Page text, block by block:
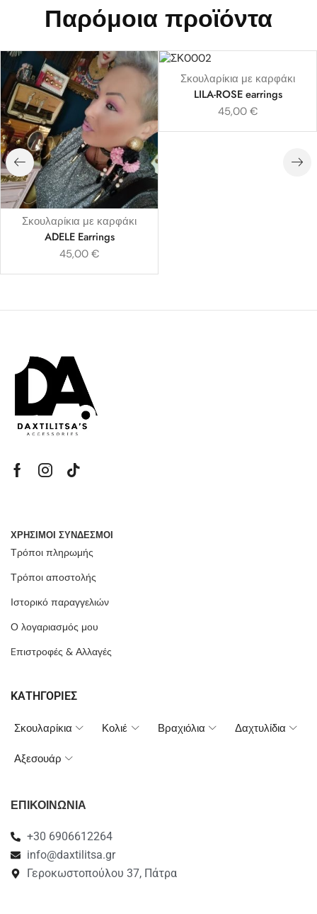
Παρόμοια προϊόντα
Σκουλαρίκια με καρφάκι
ADELE Earrings
45,00 €
Σκουλαρίκια με καρφάκι
LILA-ROSE earrings
45,00 €
ΧΡΗΣΙΜΟΙ ΣΥΝΔΕΣΜΟΙ
Τρόποι πληρωμής
Τρόποι αποστολής
Ιστορικό παραγγελιών
Ο λογαριασμός μου
Eπιστροφές & Αλλαγές
ΚΑΤΗΓΟΡΙΕΣ
Σκουλαρίκια Κολιέ Βραχιόλια Δαχτυλίδια
Αξεσουάρ
ΕΠΙΚΟΙΝΩΝΙΑ
+30 6906612264
info@daxtilitsa.gr
Γεροκωστοπούλου 37, Πάτρα